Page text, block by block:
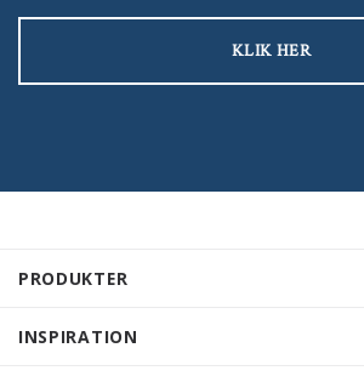
PRODUKTER
INSPIRATION
KLIK HER